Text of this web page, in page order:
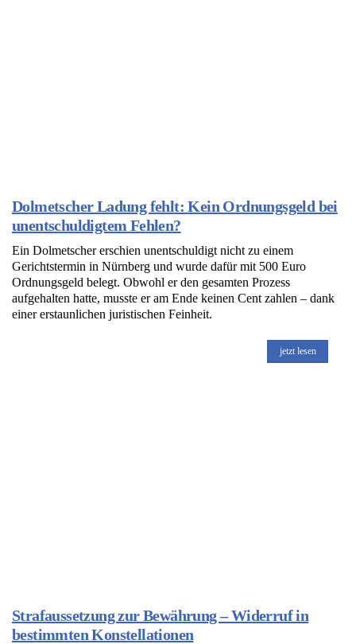
Dolmetscher Ladung fehlt: Kein Ordnungsgeld bei
unentschuldigtem Fehlen?
Ein Dolmetscher erschien unentschuldigt nicht zu einem
Gerichtstermin in Nürnberg und wurde dafür mit 500 Euro
Ordnungsgeld belegt. Obwohl er den gesamten Prozess
aufgehalten hatte, musste er am Ende keinen Cent zahlen – dank
einer erstaunlichen juristischen Feinheit.
jetzt lesen
Strafaussetzung zur Bewährung – Widerruf in
bestimmten Konstellationen